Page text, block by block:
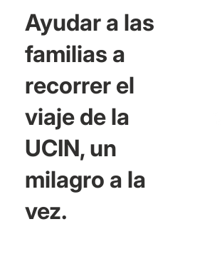
Ayudar a las
familias a
recorrer el
viaje de la
UCIN, un
milagro a la
vez.